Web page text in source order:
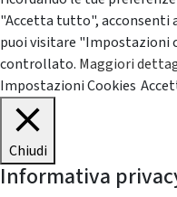
"Accetta tutto", acconsenti
puoi visitare "Impostazioni
controllato. Maggiori
Impostazioni Cookies
Chiudi
Informativa